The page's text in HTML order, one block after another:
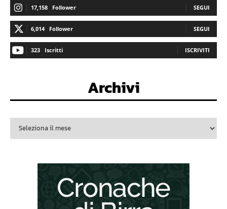
17,158 Follower SEGUI
6,014 Follower SEGUI
323 Iscritti ISCRIVITI
Archivi